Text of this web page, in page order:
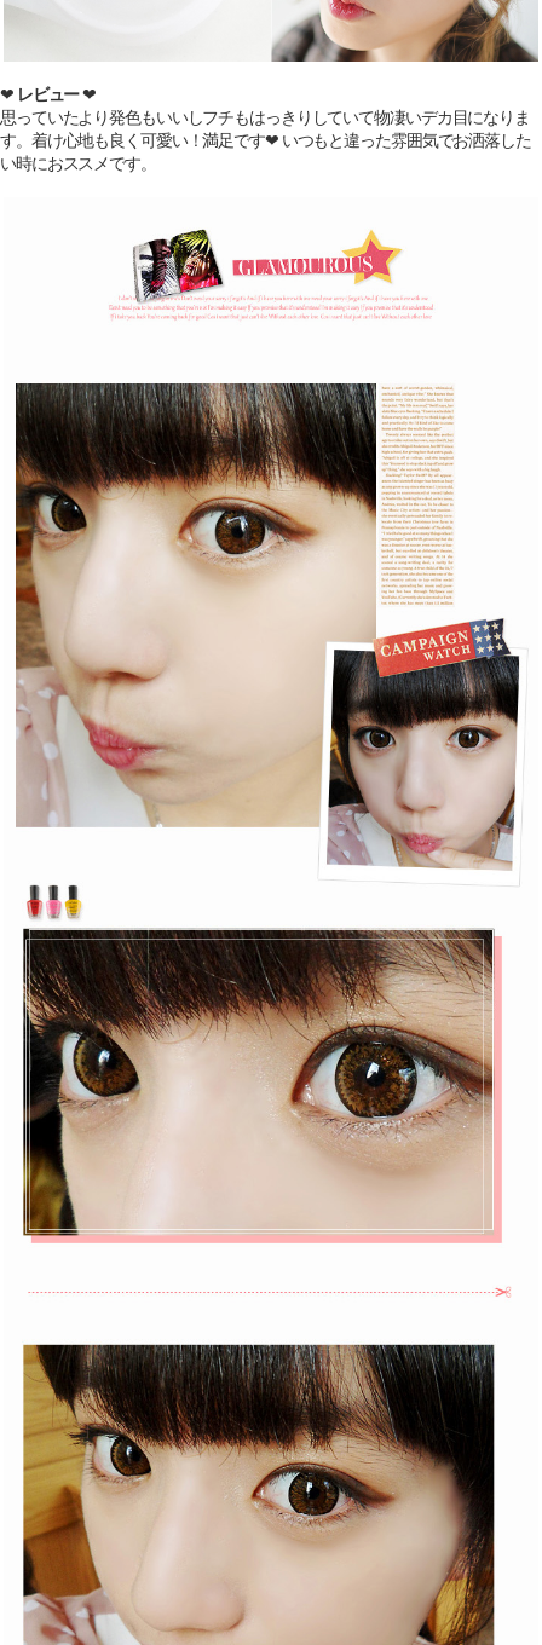
❤ レビュー❤
思っていたより発色もいいしフチもはっきりしていて物凄いデカ目になりま
す。着け心地も良く可愛い！満足です❤ いつもと違った雰囲気でお洒落した
い時におススメです。